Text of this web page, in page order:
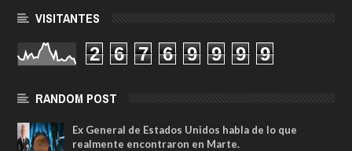
VISITANTES
2 6 7 6 9 9 9 9
RANDOM POST
Ex General de Estados Unidos habla de lo que
realmente encontraron en Marte.